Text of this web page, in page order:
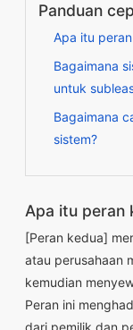
Panduan
Apa itu
Bagaimana
untuk
Bagaimana
sistem?
Apa itu peran
[Peran kedua]
atau perusahaan
kemudian
Peran ini
dari pemilik dan